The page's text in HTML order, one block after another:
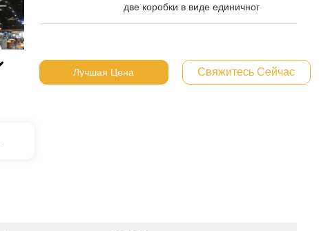
две коробки в виде единичног
Лучшая Цена Свяжитесь Сейчас